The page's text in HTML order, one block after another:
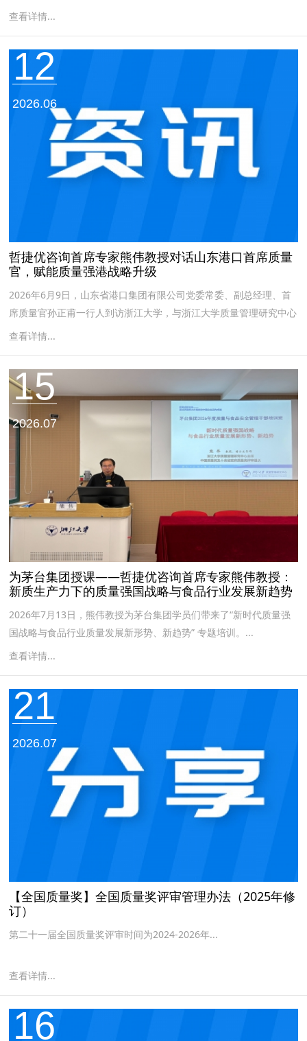
现场评审组长。...
查看详情...
哲捷优咨询首席专家熊伟教授对话山东港口首席质量
官，赋能质量强港战略升级
2026年6月9日，山东省港口集团有限公司党委常委、副总经理、首
席质量官孙正甫一行人到访浙江大学，与浙江大学质量管理研究中心
创始主任熊伟教授及哲捷优咨询团队成员进行了深入座谈交流。...
查看详情...
12
2026.06
为茅台集团授课——哲捷优咨询首席专家熊伟教授：
新质生产力下的质量强国战略与食品行业发展新趋势
2026年7月13日，熊伟教授为茅台集团学员们带来了“新时代质量强
国战略与食品行业质量发展新形势、新趋势” 专题培训。...
查看详情...
15
2026.07
【全国质量奖】全国质量奖评审管理办法（2025年修
订）
第二十一届全国质量奖评审时间为2024-2026年...
查看详情...
21
2026.07
16